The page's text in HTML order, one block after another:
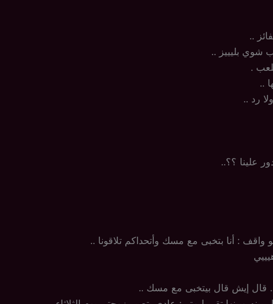
..
شوي بليييز ..
.
..
رد ..
علينا ؟؟..
: أنا بتخبى مع مسك وأتحداكم تلاقونا ..
.. قال إيش قال بيتخبى مع مسك ..